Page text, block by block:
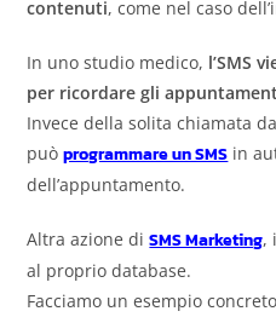
contenuti, come nel caso
In uno studio medico, l’SMS
per ricordare gli
Invece della solita chiamata
puòprogrammare un SMS in
dell’appuntamento.
Altra azione diSMS Marketing,
al proprio database.
Facciamo un esempio